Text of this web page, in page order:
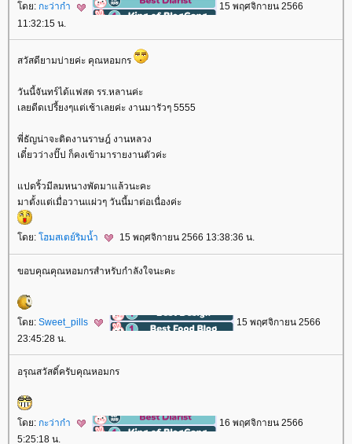
ดย: กะว่าก๋า
15 พฤศจิกายน 2566
11:32:15 น.
สวัสดียามบ่ายค่ะ คุณหอมกร
วันนี้จันทร์ได้แฟสด รร.หลานค่ะ
เลยดีดเปรี้ยงๆแต่เช้าเลยค่ะ งานมารัวๆ 5555
พี่ธัญน่าจะติดงานราษฎ์ งานหลวง
เดี๋ยวว่างปั๊ป ก็คงเข้ามารายงานตัวค่ะ
ปดริ้วมีลมหนางพัดมาแล้วนะคะ
มาตั้งแต่เมื่อวานแผ่วๆ วันนี้มาต่อเนื่องค่ะ
ดย: ฮมสเตย์ริมน้ำ 15 พฤศจิกายน 2566 13:38:36 น.
ขอบคุณคุณหอมกรสำหรับกำลังใจนะคะ
ดย: Sweet_pills
15 พฤศจิกายน 2566
23:45:28 น.
อรุณสวัสดิ์ครับคุณหอมกร
ดย: กะว่าก๋า
16 พฤศจิกายน 2566
5:25:18 น.